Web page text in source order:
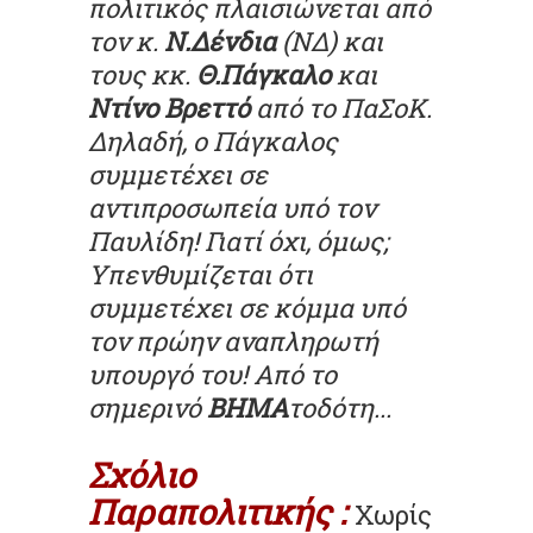
πολιτικός πλαισιώνεται από
τον κ. Ν.Δένδια(ΝΔ) και
τους κκ. Θ.Πάγκαλοκαι
Ντίνο Βρεττόαπό το ΠαΣοΚ.
Δηλαδή, ο Πάγκαλος
συμμετέχει σε
αντιπροσωπεία υπό τον
Παυλίδη! Γιατί όχι, όμως;
Υπενθυμίζεται ότι
συμμετέχει σε κόμμα υπό
τον πρώην αναπληρωτή
υπουργό του! Από το
σημερινόΒΗΜΑτοδότη...
Σχόλιο
Παραπολιτικής :Χωρίς